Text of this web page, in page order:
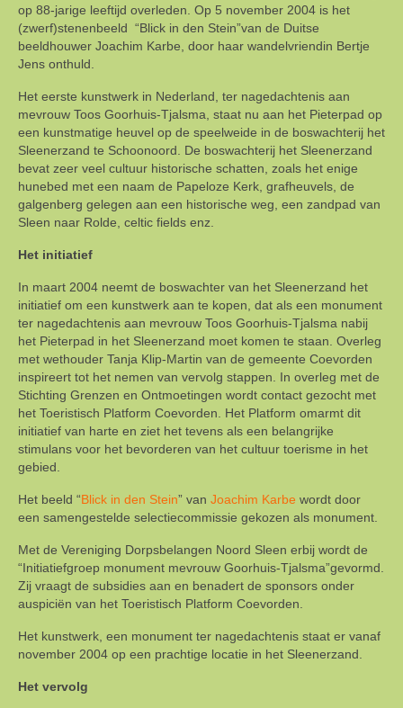
op 88-jarige leeftijd overleden. Op 5 november 2004 is het
(zwerf)stenenbeeld “Blick in den Stein”van de Duitse
beeldhouwer Joachim Karbe, door haar wandelvriendin Bertje
Jens onthuld.
Het eerste kunstwerk in Nederland, ter nagedachtenis aan
mevrouw Toos Goorhuis-Tjalsma, staat nu aan het Pieterpad op
een kunstmatige heuvel op de speelweide in de boswachterij het
Sleenerzand te Schoonoord. De boswachterij het Sleenerzand
bevat zeer veel cultuur historische schatten, zoals het enige
hunebed met een naam de Papeloze Kerk, grafheuvels, de
galgenberg gelegen aan een historische weg, een zandpad van
Sleen naar Rolde, celtic fields enz.
Het initiatief
In maart 2004 neemt de boswachter van het Sleenerzand het
initiatief om een kunstwerk aan te kopen, dat als een monument
ter nagedachtenis aan mevrouw Toos Goorhuis-Tjalsma nabij
het Pieterpad in het Sleenerzand moet komen te staan. Overleg
met wethouder Tanja Klip-Martin van de gemeente Coevorden
inspireert tot het nemen van vervolg stappen. In overleg met de
Stichting Grenzen en Ontmoetingen wordt contact gezocht met
het Toeristisch Platform Coevorden. Het Platform omarmt dit
initiatief van harte en ziet het tevens als een belangrijke
stimulans voor het bevorderen van het cultuur toerisme in het
gebied.
Het beeld “Blick in den Stein” van Joachim Karbe wordt door
een samengestelde selectiecommissie gekozen als monument.
Met de Vereniging Dorpsbelangen Noord Sleen erbij wordt de
“Initiatiefgroep monument mevrouw Goorhuis-Tjalsma”gevormd.
Zij vraagt de subsidies aan en benadert de sponsors onder
auspiciën van het Toeristisch Platform Coevorden.
Het kunstwerk, een monument ter nagedachtenis staat er vanaf
november 2004 op een prachtige locatie in het Sleenerzand.
Het vervolg